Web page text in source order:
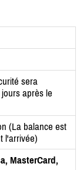
sera
jours après le
(La balance est
l'arrivée)
MasterCard,